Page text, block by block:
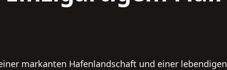
markanten Hafenlandschaft und einer lebendigen